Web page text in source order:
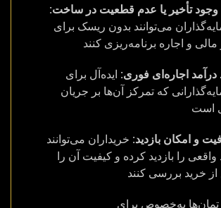
تأخیر یا عدم قطعیت در ساخت:
می‌توانند بدون ریسک برای
مالی و اجاره برنامه‌ریزی کنند
درآمد اجاره‌ای فوری: ایده‌آل برای
که تمرکز آن‌ها بر جریان
است
و امکان بازدید: خریداران می‌توانند
واقعی را بازدید کرده و کیفیت آن را
خرید بررسی کنند
به‌خصوص برای